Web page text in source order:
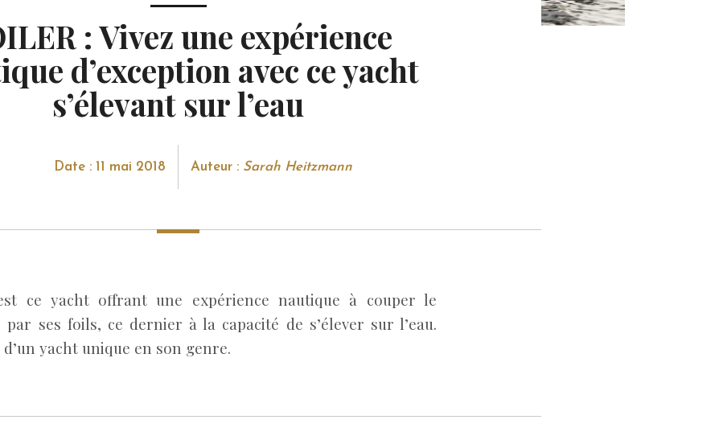
: Vivez une expérience
d’exception avec ce yacht
s’élevant sur l’eau
Date : 11 mai 2018 Auteur : Sarah Heitzmann
ce yacht offrant une expérience nautique à couper le
par ses foils, ce dernier à la capacité de s’élever sur l’eau.
yacht unique en son genre.